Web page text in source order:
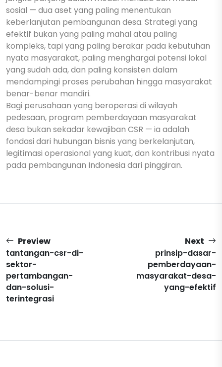
sosial — dua aset yang paling menentukan
keberlanjutan pembangunan desa. Strategi yang
efektif bukan yang paling mahal atau paling
kompleks, tapi yang paling berakar pada kebutuhan
nyata masyarakat, paling menghargai potensi lokal
yang sudah ada, dan paling konsisten dalam
mendampingi proses perubahan hingga masyarakat
benar-benar mandiri.
Bagi perusahaan yang beroperasi di wilayah
pedesaan, program pemberdayaan masyarakat
desa bukan sekadar kewajiban CSR — ia adalah
fondasi dari hubungan bisnis yang berkelanjutan,
legitimasi operasional yang kuat, dan kontribusi nyata
pada pembangunan Indonesia dari pinggiran.
Preview
tantangan-csr-di-
sektor-
pertambangan-
dan-solusi-
terintegrasi
Next
prinsip-dasar-
pemberdayaan-
masyarakat-desa-
yang-efektif